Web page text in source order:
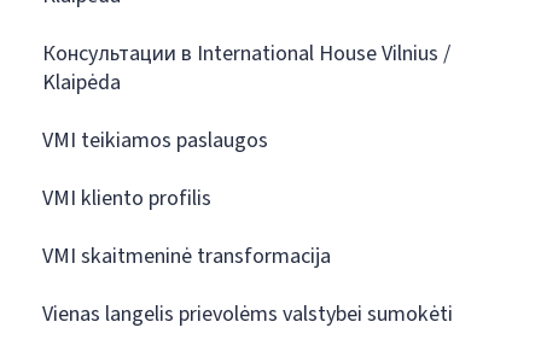
Консультации в International House Vilnius /
Klaipėda
VMI teikiamos paslaugos
VMI kliento profilis
VMI skaitmeninė transformacija
Vienas langelis prievolėms valstybei sumokėti